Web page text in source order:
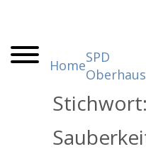
Home
SPD
Stichwort: